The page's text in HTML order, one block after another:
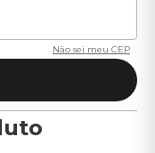
Não sei meu CEP